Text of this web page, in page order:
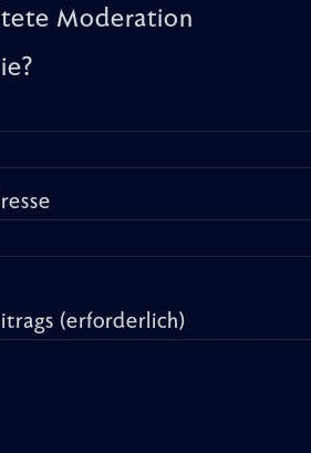
Moderation
Text Ihres Beitrags (erforderlich)